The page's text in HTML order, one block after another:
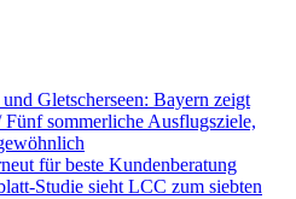
Gletscherseen: Bayern zeigt
Fünf sommerliche Ausflugsziele,
für beste Kundenberatung
Studie sieht LCC zum siebten